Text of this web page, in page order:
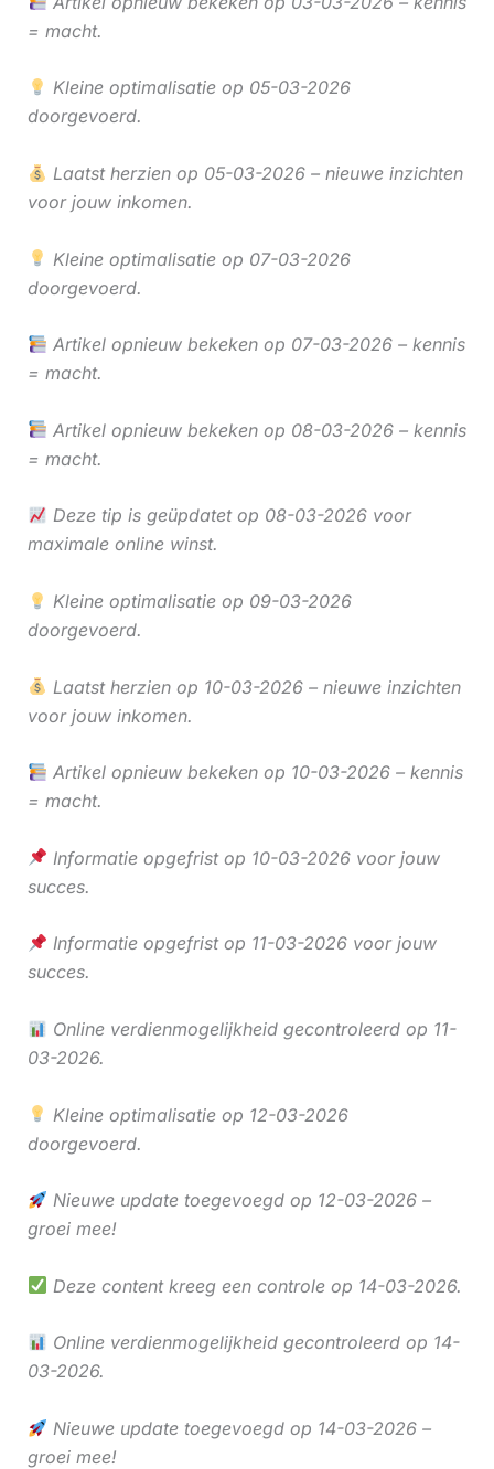
= macht.
Kleine optimalisatie op 05-03-2026
doorgevoerd.
Laatst herzien op 05-03-2026 – nieuwe inzichten
voor jouw inkomen.
Kleine optimalisatie op 07-03-2026
doorgevoerd.
Artikel opnieuw bekeken op 07-03-2026 – kennis
= macht.
Artikel opnieuw bekeken op 08-03-2026 – kennis
= macht.
Deze tip is geüpdatet op 08-03-2026 voor
maximale online winst.
Kleine optimalisatie op 09-03-2026
doorgevoerd.
Laatst herzien op 10-03-2026 – nieuwe inzichten
voor jouw inkomen.
Artikel opnieuw bekeken op 10-03-2026 – kennis
= macht.
Informatie opgefrist op 10-03-2026 voor jouw
succes.
Informatie opgefrist op 11-03-2026 voor jouw
succes.
Online verdienmogelijkheid gecontroleerd op 11-
03-2026.
Kleine optimalisatie op 12-03-2026
doorgevoerd.
Nieuwe update toegevoegd op 12-03-2026 –
groei mee!
Deze content kreeg een controle op 14-03-2026.
Online verdienmogelijkheid gecontroleerd op 14-
03-2026.
Nieuwe update toegevoegd op 14-03-2026 –
groei mee!